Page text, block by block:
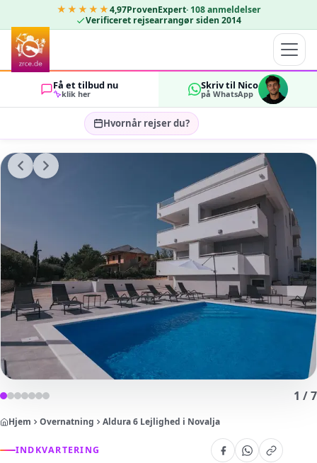
★★★★★4,97ProvenExpert· 108 anmeldelser
Verificeret rejsearrangør siden 2014
Få et tilbud nu
klik her
Skriv til Nico
på WhatsApp
Hvornår rejser du?
Vælg rejsedatoer…
GÆSTER
OK
1 /7
Hjem Overnatning Aldura 6 Lejlighed i Novalja
INDKVARTERING